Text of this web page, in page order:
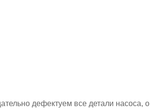
дефектуем все детали насоса, о